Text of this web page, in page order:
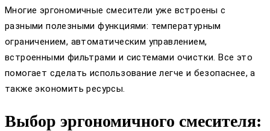
Многие эргономичные смесители уже встроены с
разными полезными функциями: температурным
ограничением, автоматическим управлением,
встроенными фильтрами и системами очистки. Все это
помогает сделать использование легче и безопаснее, а
также экономить ресурсы.
Выбор эргономичного смесителя: